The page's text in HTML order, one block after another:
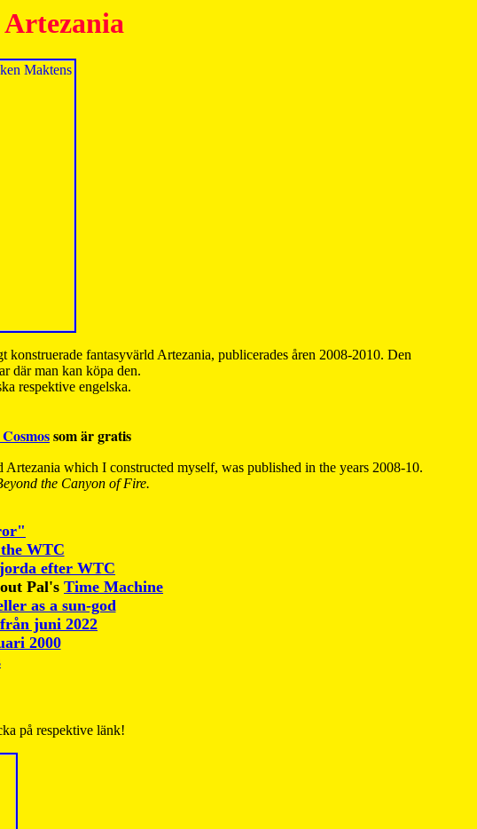
konstruerade fantasyvärld Artezania, publicerades åren 2008-2010. Den
där man kan köpa den.
respektive engelska.
som är gratis
which I constructed myself, was published in the years 2008-10.
the Canyon of Fire.
WTC
efter WTC
Pal's Time Machine
as a sun-god
från juni 2022
2000
på respektive länk!